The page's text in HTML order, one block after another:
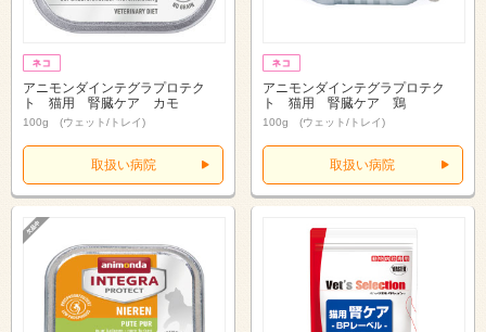
アニモンダインテグラプロテク
ト 猫用 腎臓ケア カモ
100g (ウェット/トレイ)
取扱い病院
アニモンダインテグラプロテク
ト 猫用 腎臓ケア 鶏
100g (ウェット/トレイ)
取扱い病院